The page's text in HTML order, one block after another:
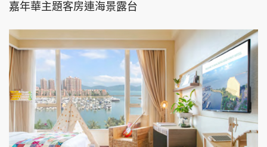
嘉年華主題客房連海景露台